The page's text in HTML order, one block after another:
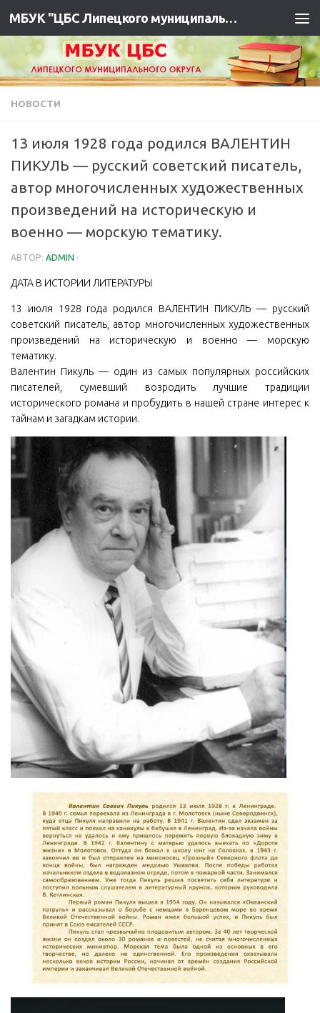
МБУК "ЦБС Липецкого муниципального района"
НОВОСТИ
13 июля 1928 года родился ВАЛЕНТИН
ПИКУЛЬ — русский советский писатель,
автор многочисленных художественных
произведений на историческую и
военно — морскую тематику.
АВТОР: ADMIN ·
ДАТА В ИСТОРИИ ЛИТЕРАТУРЫ
13 июля 1928 года родился ВАЛЕНТИН ПИКУЛЬ — русский
советский писатель, автор многочисленных художественных
произведений на историческую и военно — морскую
тематику.
Валентин Пикуль — один из самых популярных российских
писателей, сумевший возродить лучшие традиции
исторического романа и пробудить в нашей стране интерес к
тайнам и загадкам истории.